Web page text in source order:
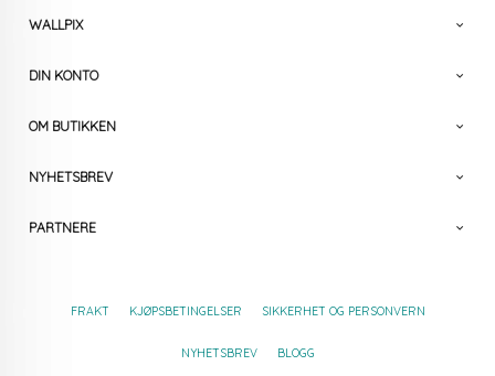
WALLPIX
DIN KONTO
OM BUTIKKEN
NYHETSBREV
PARTNERE
FRAKT KJØPSBETINGELSER SIKKERHET OG PERSONVERN
NYHETSBREV BLOGG